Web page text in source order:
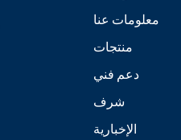
معلومات عنا
منتجات
دعم فني
شرف
الإخبارية